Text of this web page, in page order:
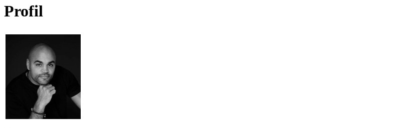
Profil